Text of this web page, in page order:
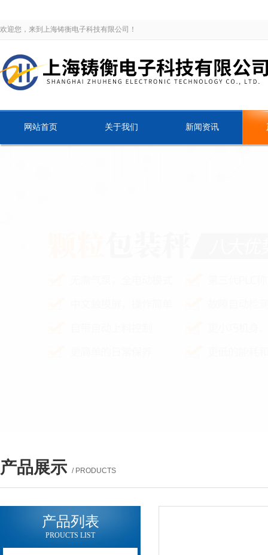
欢迎您，来到上海铸衡电子科技有限公司！
网站首页 关于我们 新闻资讯
产品展示 / PRODUCTS
产品列表
PROUCTS LIST